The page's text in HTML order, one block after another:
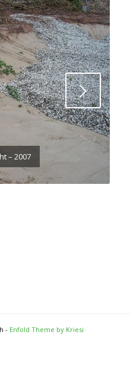
– 2007
- Enfold Theme by Kriesi